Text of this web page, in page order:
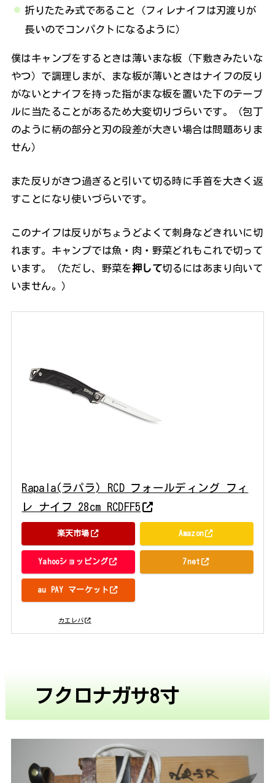
折りたたみ式であること（フィレナイフは刃渡りが
長いのでコンパクトになるように）
僕はキャンプをするときは薄いまな板（下敷きみたいな
やつ）で調理しまが、まな板が薄いときはナイフの反り
がないとナイフを持った指がまな板を置いた下のテーブ
ルに当たることがあるため大変切りづらいです。（包丁
のように柄の部分と刃の段差が大きい場合は問題ありま
せん）
また反りがきつ過ぎると引いて切る時に手首を大きく返
すことになり使いづらいです。
このナイフは反りがちょうどよくて刺身などきれいに切
れます。キャンプでは魚・肉・野菜どれもこれで切って
います。（ただし、野菜を押して切るにはあまり向いて
いません。）
Rapala(ラパラ) RCD フォールディング フィ
レ ナイフ 28cm RCDFF5
カエレバ
楽天市場 Amazon
Yahooショッピング 7net
au PAY マーケット
フクロナガサ8寸